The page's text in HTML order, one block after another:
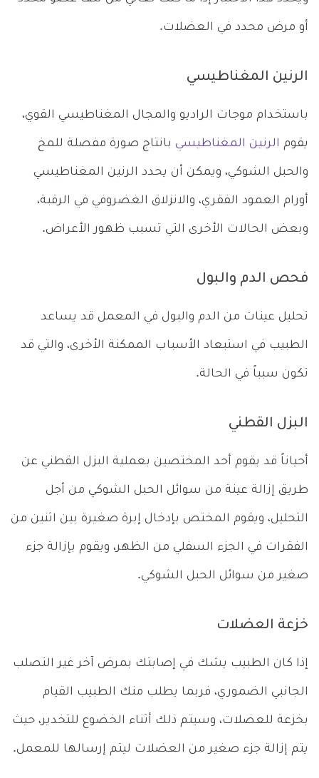
أو مرض محدد في العضلات.
الرنين المغناطيسي
باستخدام موجات الراديو والمجال المغناطيسي القوي،
يقوم الرنين المغناطيسي بانتاج صورة مفصلة للمخ
والحبل الشوكي، ويمكن أن يحدد الرنين المغناطيسي
أورام العمود الفقري، والانزلاق الغضروفي في الرقبة،
وبعض الحالات الأخرى التي تسبب ظهور الأعراض.
فحص الدم والبول
تحليل عينات من الدم والبول في المعمل قد يساعد
الطبيب في استبعاد الأسباب الممكنة الأخرى، والتي قد
تكون سبباً في الحالة.
البزل القطني
أحياناً قد يقوم أحد المختصين بعملية البزل القطني عن
طريق إزالة عينة من سوائل الحبل الشوكي من أجل
التحليل، ويقوم المختص بإدخال إبرة صغيرة بين اثنين من
الفقرات في الجزء السفلي من الظهر، ويقوم بإزالة جزء
صغير من سوائل الحبل الشوكي.
خزعة العضلات
إذا كان الطبيب يشك في إصابتك بمرض آخر غير التصلب
الجانبي الضموري، فربما يطلب منك الطبيب القيام
بخزعة للعضلات، وسيتم ذلك أثناء الخضوع للتخدير، حيث
يتم إزالة جزء صغير من العضلات ليتم إرسالها للمعمل.